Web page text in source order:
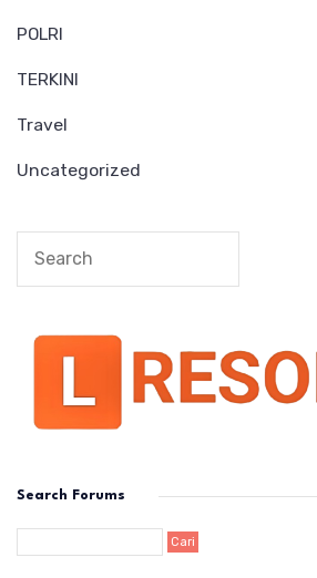
POLRI
TERKINI
Travel
Uncategorized
Search Forums